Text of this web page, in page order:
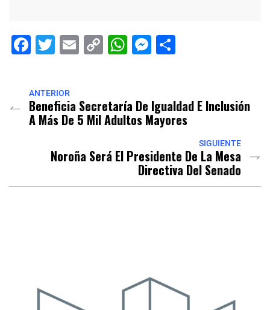
Facebook
Twitter
EmailCopyWhatsApp
Messenger
ANTERIOR
Beneficia Secretaría De Igualdad E Inclusión
A Más De 5 Mil Adultos Mayores
SIGUIENTE
Noroña Será El Presidente De La Mesa
Directiva Del Senado